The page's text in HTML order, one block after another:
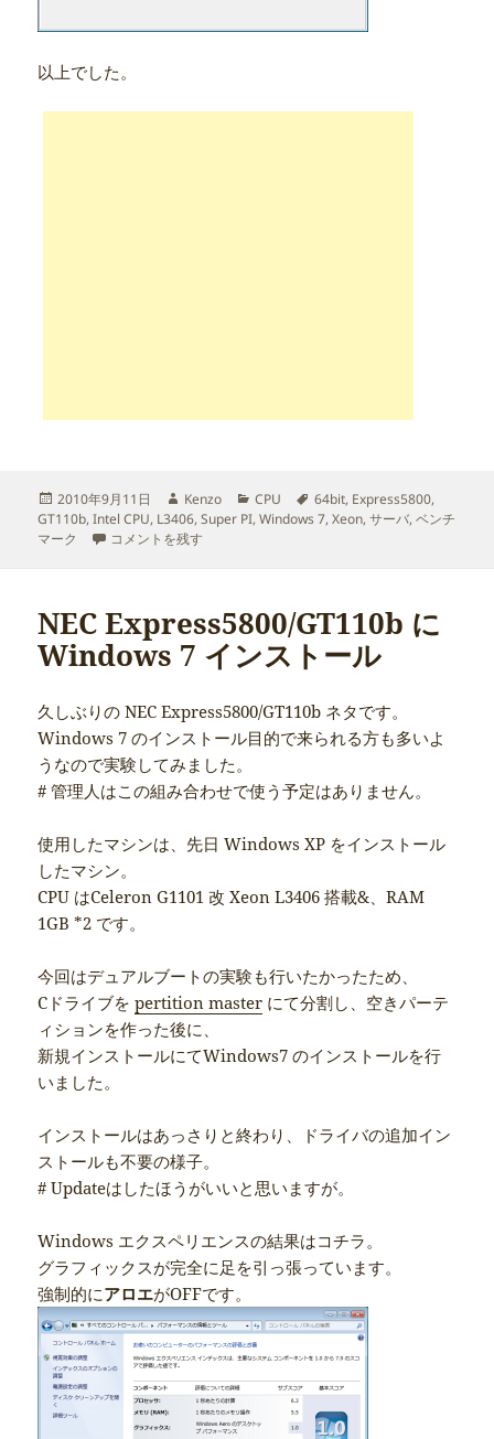
以上でした。
投
稿
日:
2010年9月11日
作
成
者
Kenzo
カ
テ
CPU
タ
グ
64bit, Express5800,
GT110b,Intel CPU, L3406,Super PI,Windows 7,Xeon,サーバ,ベンチ
マーク
Xeon L3406 のベンチマークテスト[Win7 64bit編] に
コメントを残す
NEC Express5800/GT110b に
Windows 7 インストール
久しぶりの NEC Express5800/GT110b ネタです。
Windows 7 のインストール目的で来られる方も多いよ
うなので実験してみました。
# 管理人はこの組み合わせで使う予定はありません。
使用したマシンは、先日 Windows XP をインストール
したマシン。
CPU はCeleron G1101 改 Xeon L3406 搭載&、RAM
1GB *2 です。
今回はデュアルブートの実験も行いたかったため、
Cドライブをpertition master にて分割し、空きパーテ
ィションを作った後に、
新規インストールにてWindows7 のインストールを行
いました。
インストールはあっさりと終わり、ドライバの追加イン
ストールも不要の様子。
# Updateはしたほうがいいと思いますが。
Windows エクスペリエンスの結果はコチラ。
グラフィックスが完全に足を引っ張っています。
強制的にアロエがOFFです。